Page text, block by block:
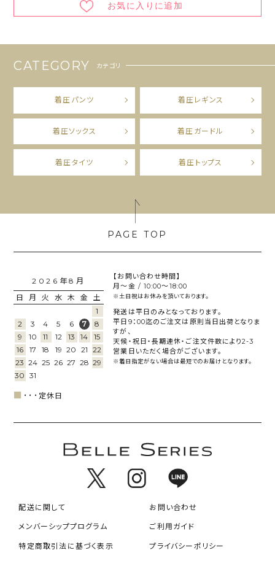
お気に入りに追加
CATEGORY カテゴリ
着圧パンツ 着圧レギンス
着圧ソックス 着圧ガードル
着圧タイツ 着圧トップス
2026年8月
日
月 火 水 木 金
土
1
2
3 4 5 6 7
8
9
10 11 12 13 14
15
16
17 18 19 20 21
22
23 24 25 26 27 28 29
30 31
■ ･･･ 定休日
【お問い合わせ時間】
月～金 / 10:00～18:00
※土日祝はお休みを頂いております。
発送は平日のみとなっております。
平日9：00迄のご注文は原則当日出荷となりま
すが、
天候・祝日・長期連休・ご注文件数により2-3
営業日いただく場合がございます。
※着日指定がない場合は最短でのお届けとなります。
配送に関して
お問い合わせ
メンバーシッププログラム
ご利用ガイド
特定商取引法に基づく表示
プライバシーポリシー